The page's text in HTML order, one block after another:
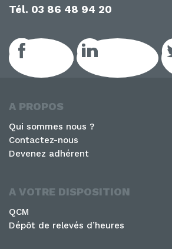
Tél. 03 86 48 94 20
Facebook LinkedIn GEIQ
A PROPOS
Qui sommes nous ?
Contactez-nous
Devenez adhérent
A VOTRE DISPOSITION
QCM
Dépôt de relevés d’heures